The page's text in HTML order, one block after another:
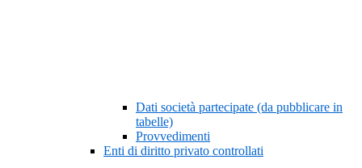
Dati società partecipate (da pubblicare in
tabelle)
Provvedimenti
Enti di diritto privato controllati